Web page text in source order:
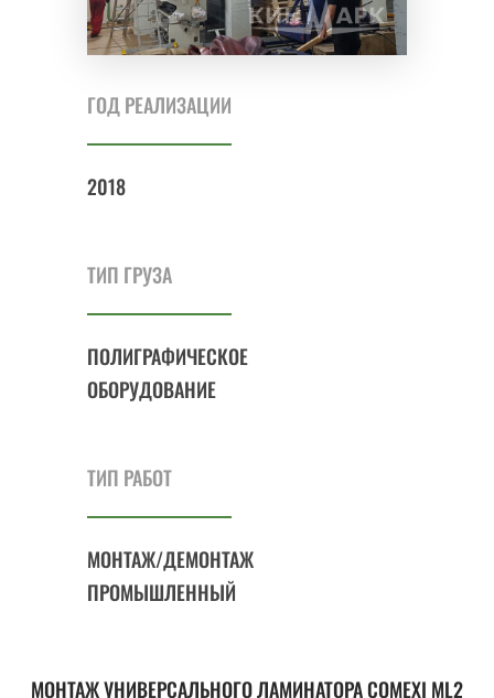
ГОД РЕАЛИЗАЦИИ
2018
ТИП ГРУЗА
ПОЛИГРАФИЧЕСКОЕ
ОБОРУДОВАНИЕ
ТИП РАБОТ
МОНТАЖ/ДЕМОНТАЖ
ПРОМЫШЛЕННЫЙ
МОНТАЖ УНИВЕРСАЛЬНОГО ЛАМИНАТОРА COMEXI ML2